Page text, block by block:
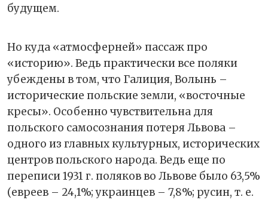
будущем.
Но куда «атмосферней» пассаж про
«историю». Ведь практически все поляки
убеждены в том, что Галиция, Волынь –
исторические польские земли, «восточные
кресы». Особенно чувствительна для
польского самосознания потеря Львова –
одного из главных культурных, исторических
центров польского народа. Ведь еще по
переписи 1931 г. поляков во Львове было 63,5%
(евреев – 24,1%; украинцев – 7,8%; русин, т. е.